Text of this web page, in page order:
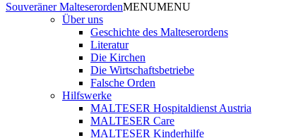
Souveräner MalteserordenMENUMENU
Über uns
Geschichte des Malteserordens
Literatur
Die Kirchen
Die Wirtschaftsbetriebe
Falsche Orden
Hilfswerke
MALTESER Hospitaldienst Austria
MALTESER Care
MALTESER Kinderhilfe